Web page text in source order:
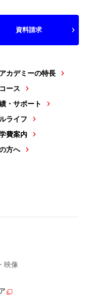
カデミーの特長
ース
・サポート
ライフ
費案内
方へ
資料請求
映像